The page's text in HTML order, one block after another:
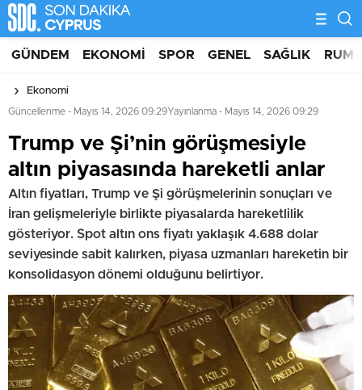
GÜNDEM EKONOMI SPOR GENEL SAĞLIK RUM
Ekonomi
Güncellenme - Mayıs 14, 2026 09:29Yayınlanma - Mayıs 14, 2026 09:29
Trump ve Şi’nin görüşmesiyle
altın piyasasında hareketli anlar
Altın fiyatları, Trump ve Şi görüşmelerinin sonuçları ve
İran gelişmeleriyle birlikte piyasalarda hareketlilik
gösteriyor. Spot altın ons fiyatı yaklaşık 4.688 dolar
seviyesinde sabit kalırken, piyasa uzmanları hareketin bir
konsolidasyon dönemi olduğunu belirtiyor.